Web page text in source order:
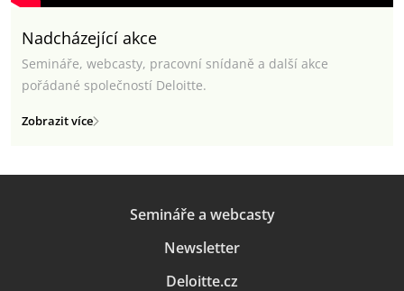
Nadcházející akce
Semináře, webcasty, pracovní snídaně a další akce
pořádané společností Deloitte.
Zobrazit více
Semináře a webcasty
Newsletter
Deloitte.cz